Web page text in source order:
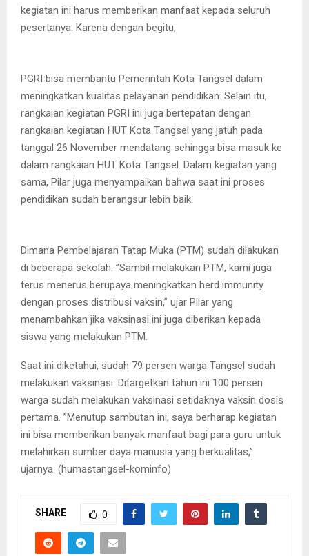
kegiatan ini harus memberikan manfaat kepada seluruh
pesertanya. Karena dengan begitu,
PGRI bisa membantu Pemerintah Kota Tangsel dalam
meningkatkan kualitas pelayanan pendidikan. Selain itu,
rangkaian kegiatan PGRI ini juga bertepatan dengan
rangkaian kegiatan HUT Kota Tangsel yang jatuh pada
tanggal 26 November mendatang sehingga bisa masuk ke
dalam rangkaian HUT Kota Tangsel. Dalam kegiatan yang
sama, Pilar juga menyampaikan bahwa saat ini proses
pendidikan sudah berangsur lebih baik.
Dimana Pembelajaran Tatap Muka (PTM) sudah dilakukan
di beberapa sekolah. ”Sambil melakukan PTM, kami juga
terus menerus berupaya meningkatkan herd immunity
dengan proses distribusi vaksin,” ujar Pilar yang
menambahkan jika vaksinasi ini juga diberikan kepada
siswa yang melakukan PTM.
Saat ini diketahui, sudah 79 persen warga Tangsel sudah
melakukan vaksinasi. Ditargetkan tahun ini 100 persen
warga sudah melakukan vaksinasi setidaknya vaksin dosis
pertama. ”Menutup sambutan ini, saya berharap kegiatan
ini bisa memberikan banyak manfaat bagi para guru untuk
melahirkan sumber daya manusia yang berkualitas,”
ujarnya. (humastangsel-kominfo)
SHARE 0